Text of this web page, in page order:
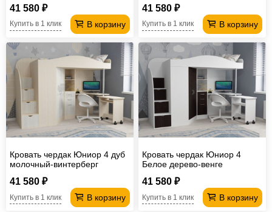
41 580 ₽
В корзину
Купить в 1 клик
41 580 ₽
В корзину
Купить в 1 клик
Кровать чердак Юниор 4 дуб
молочный-винтерберг
41 580 ₽
В корзину
Купить в 1 клик
Кровать чердак Юниор 4
Белое дерево-венге
41 580 ₽
В корзину
Купить в 1 клик